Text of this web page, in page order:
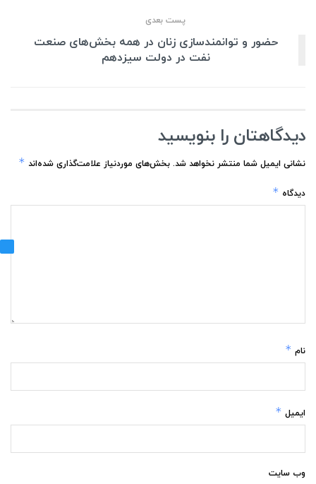
پست بعدی
حضور و توانمندسازی زنان در همه بخش‌های صنعت
نفت در دولت سیزدهم
دیدگاهتان را بنویسید
نشانی ایمیل شما منتشر نخواهد شد. بخش‌های موردنیاز علامت‌گذاری شده‌اند *
دیدگاه *
نام *
ایمیل *
وب‌ سایت